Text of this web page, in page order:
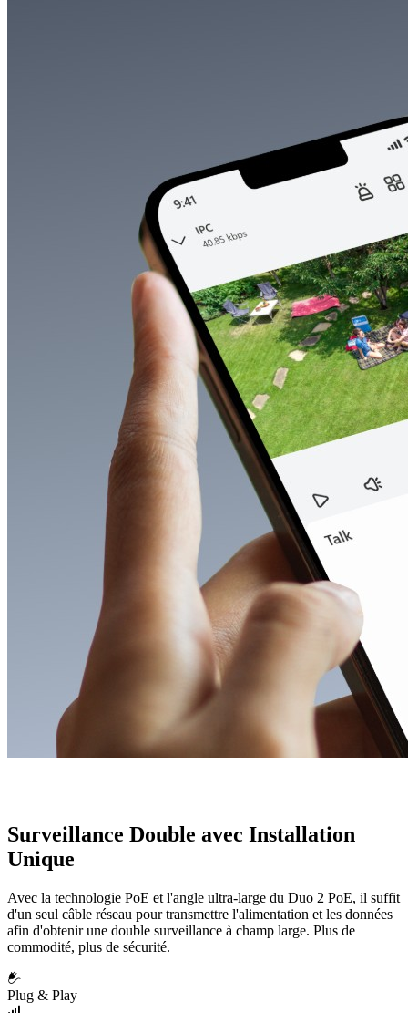
Surveillance Double avec Installation
Unique
Avec la technologie PoE et l'angle ultra-large du Duo 2 PoE, il suffit
d'un seul câble réseau pour transmettre l'alimentation et les données
afin d'obtenir une double surveillance à champ large. Plus de
commodité, plus de sécurité.
Plug & Play